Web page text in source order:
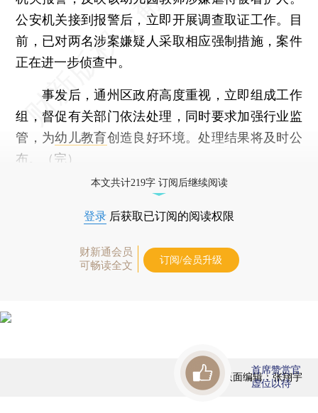
公安机关接到报警后，立即开展调查取证工作。目
前，已对两名涉案嫌疑人采取相应强制措施，案件
正在进一步侦查中。
事发后，通州区政府高度重视，立即组成工作
组，督促有关部门依法处理，同时要求加强行业监
管，为幼儿教育创造良好环境。处理结果将及时公
布。（完）
本文共计219字 订阅后继续阅读
登录 后获取已订阅的阅读权限
财新通会员
可畅读全文
订阅/会员升级
版面编辑：张翔宇
首席赞赏官
虚位以待